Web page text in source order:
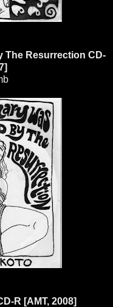
The Resurrection CD-
R [AMT, 2008]